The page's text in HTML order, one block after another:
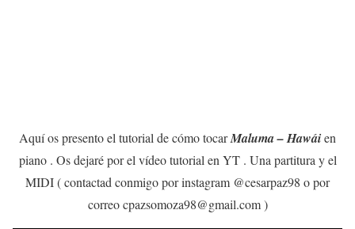
Aquí os presento el tutorial de cómo tocarMaluma – Hawáien
piano . Os dejaré por el vídeo tutorial en YT . Una partitura y el
MIDI ( contactad conmigo por instagram @cesarpaz98 o por
correo cpazsomoza98@gmail.com )